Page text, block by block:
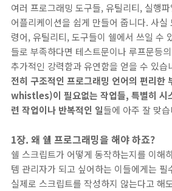
여러 프로그래밍 도구들, 유틸리티, 실행
어플리케이션을 쉽게 만들어 줍니다. 사실
령어, 유틸리티, 도구들이 쉘에서 쓰일 수
들로 부족하다면 테스트문이나 루프문등
추가적인 강력함과 유연함을 얻을 수 있습
전히 구조적인 프로그래밍 언어의 편리
whistles)이 필요없는 작업들, 특별히 시
련 작업이나 반복적인 일들에 아주 잘 맞
1장. 왜 쉘 프로그래밍을 해야 하죠?
쉘 스크립트가 어떻게 동작하는지를 이해
템 관리자가 되고 싶어하는 이들에게는 필
실제로 스크립트를 작성하지 않는다고 해